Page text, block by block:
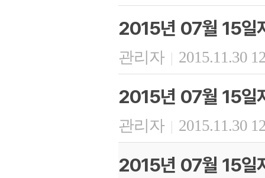
2015년 07월 15일
관리자 | 2015.11.30
2015년 07월 15일
관리자 | 2015.11.30
2015년 07월 15일